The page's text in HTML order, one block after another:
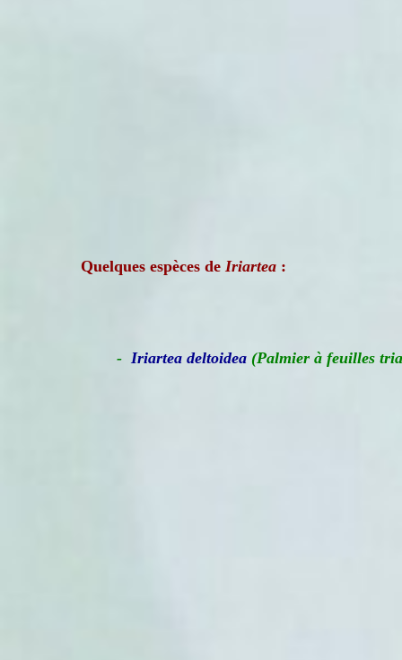
Quelques espèces de Iriartea :
- Iriartea deltoidea (Palmier à feuilles